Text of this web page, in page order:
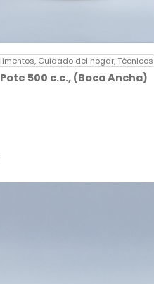
Cuidado del hogar, Técnicos
Pote 500 c.c., (Boca Ancha)